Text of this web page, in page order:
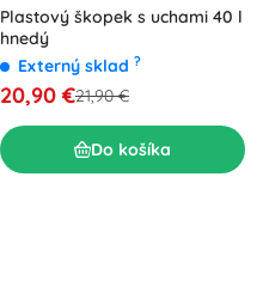
Plastový škopek s uchami 40 l
hnedý
Externý sklad ?
20,90 €21,90 €
Do košíka